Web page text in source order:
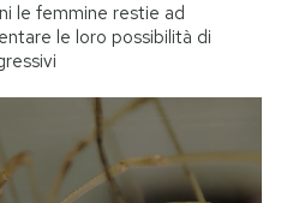
le femmine restie ad
le loro possibilità di